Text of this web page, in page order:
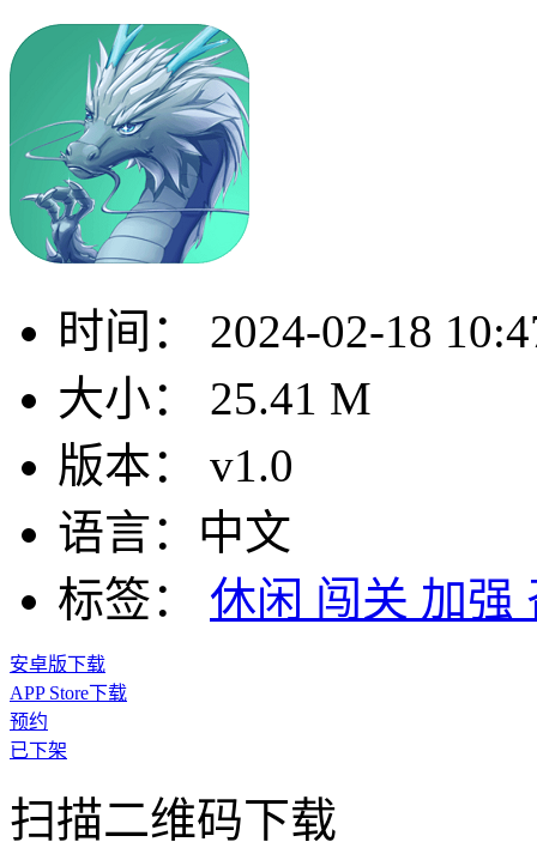
时间：
2024-02-18
大小：
25.41 M
版本：
v1.0
语言： 中文
标签：
休闲 闯关 加强
安卓版下载
APP Store下载
预约
已下架
扫描二维码下载